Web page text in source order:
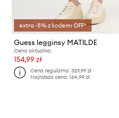
extra -5% z kodem: OFF*
Guess legginsy MATILDE
Cena aktualna:
154,99 zł
Cena regularna:329,99 zł
Najniższa cena:164,99 zł